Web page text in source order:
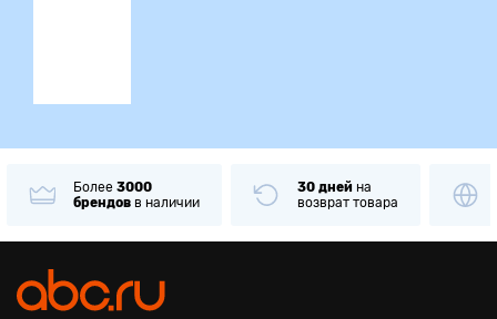
3000
в наличии
30 днейна
возврат товара
Только
товары